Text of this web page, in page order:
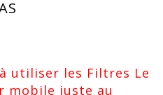
utiliser les Filtres Le
mobile juste au